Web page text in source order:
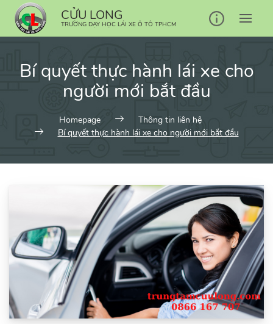
content
CỬU LONG
TRƯỜNG DẠY HỌC LÁI XE Ô TÔ TPHCM
Bí quyết thực hành lái xe cho
người mới bắt đầu
Homepage
Thông tin liên hệ
Bí quyết thực hành lái xe cho người mới bắt đầu